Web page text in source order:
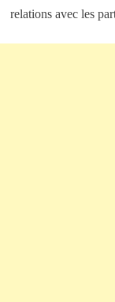
relations avec les